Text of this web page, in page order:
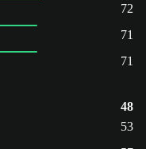
72
71
71
48
53